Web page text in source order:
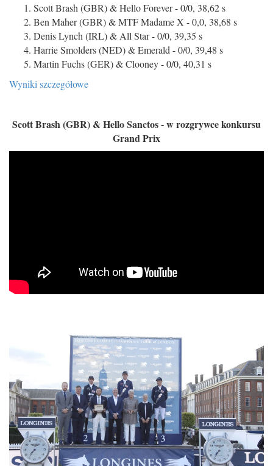
Scott Brash (GBR) & Hello Forever - 0/0, 38,62 s
Ben Maher (GBR) & MTF Madame X - 0,0, 38,68 s
Denis Lynch (IRL) & All Star - 0/0, 39,35 s
Harrie Smolders (NED) & Emerald - 0/0, 39,48 s
Martin Fuchs (GER) & Clooney - 0/0, 40,31 s
Wyniki szczegółowe
Scott Brash (GBR) & Hello Sanctos - w rozgrywce konkursu
Grand Prix